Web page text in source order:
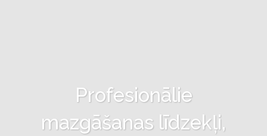
Profesionālie
mazgāšanas līdzekļi,